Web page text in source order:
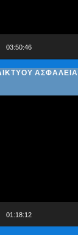
03:50:46
ΑΣΦΆΛΕΙΑ
01:18:12